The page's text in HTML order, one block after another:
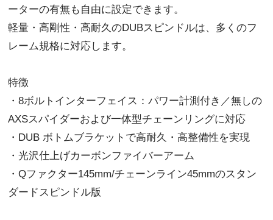
ーターの有無も自由に設定できます。
軽量・高剛性・高耐久のDUBスピンドルは、多くのフ
レーム規格に対応します。
特徴
・8ボルトインターフェイス：パワー計測付き／無しの
AXSスパイダーおよび一体型チェーンリングに対応
・DUB ボトムブラケットで高耐久・高整備性を実現
・光沢仕上げカーボンファイバーアーム
・Qファクター145mm/チェーンライン45mmのスタン
ダードスピンドル版